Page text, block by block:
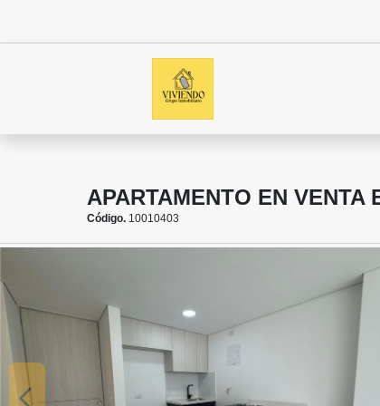
APARTAMENTO EN
Código. 10010403